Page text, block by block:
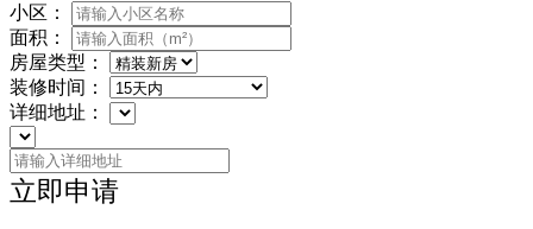
小区：
面积：
房屋类型：
装修时间：
详细地址：
立即申请